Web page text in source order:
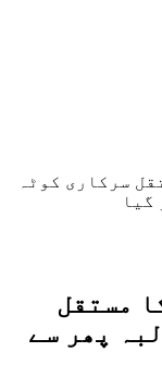
سرکاری کوٹہ
گیا
مستقل
پھر سے